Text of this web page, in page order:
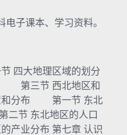
子课本、学习资料。
四大地理区域的划分
第三节 西北地区和
和分布 第一节 东北
节 东北地区的人口
业分布 第七章 认识